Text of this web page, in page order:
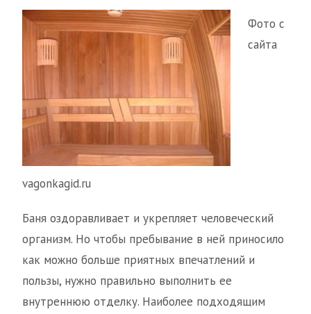
Фото с
сайта
vagonkagid.ru
Баня оздоравливает и укрепляет человеческий
организм. Но чтобы пребывание в ней приносило
как можно больше приятных впечатлений и
пользы, нужно правильно выполнить ее
внутреннюю отделку. Наиболее подходящим